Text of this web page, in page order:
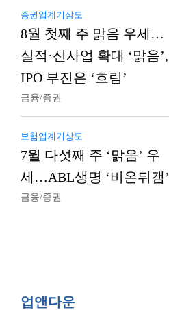
증권업계기상도
8월 첫째 주 맑음 우세…
실적·신사업 확대 ‘맑음’,
IPO 부진은 ‘흐림’
금융/증권
보험업계기상도
7월 다섯째 주 ‘맑음’ 우
세…ABL생명 ‘비온뒤갬’
금융/증권
업앤다운